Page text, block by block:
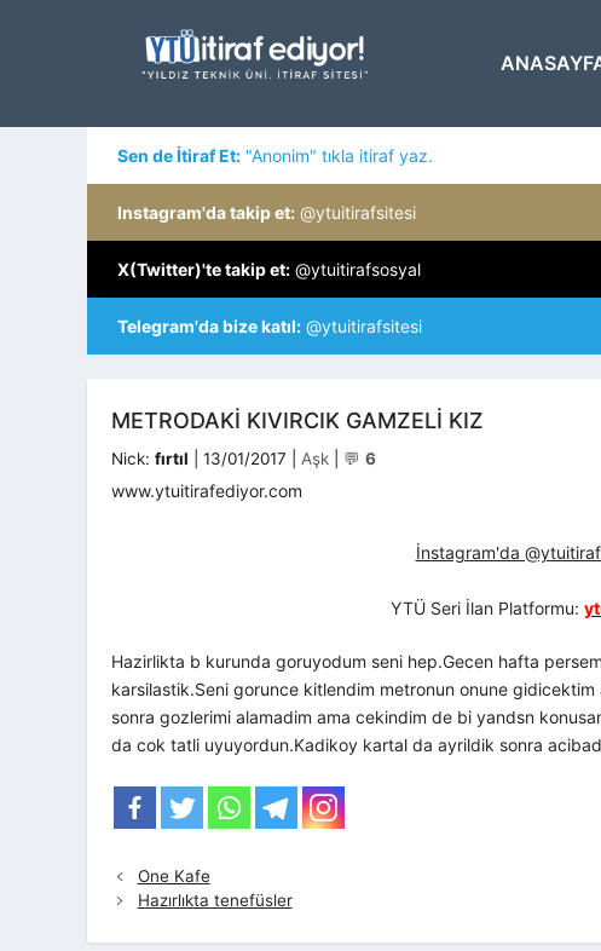
Sen de İtiraf Et: "Anonim" tıkla itiraf yaz.
Instagram'da takip et: @ytuitirafsitesi
X(Twitter)'te takip et: @ytuitirafsosyal
Telegram'da bize katıl: @ytuitirafsitesi
METRODAKI KIVIRCIK GAMZELI KIZ
Nick: fırtıl 13/01/2017 Kategoriler
Aşk 💬 6
www.ytuitirafediyor.com
İnstagram'da
YTÜ Seri İlan Platformu:
Hazirlikta b kurunda goruyodum seni hep.Gecen hafta
karsilastik.Seni gorunce kitlendim metronun onune
sonra gozlerimi alamadim ama cekindim de bi yandsn
da cok tatli uyuyordun.Kadikoy kartal da ayrildik sonra
One Kafe
Hazırlıkta tenefüsler